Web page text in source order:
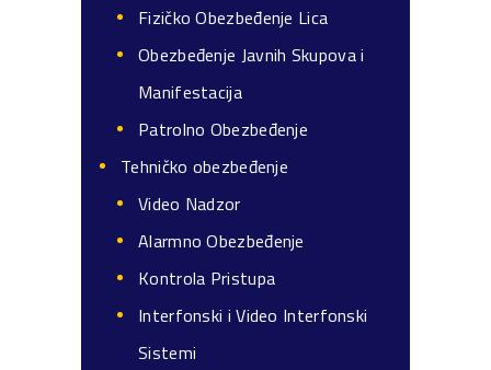
Fizičko Obezbeđenje Lica
Obezbeđenje Javnih Skupova i
Manifestacija
Patrolno Obezbeđenje
Tehničko obezbeđenje
Video Nadzor
Alarmno Obezbeđenje
Kontrola Pristupa
Interfonski i Video Interfonski
Sistemi